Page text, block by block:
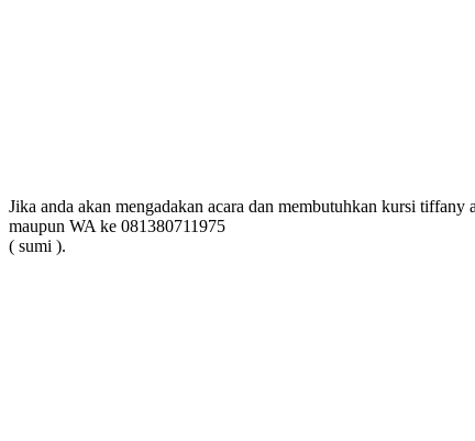
Jika anda akan mengadakan acara dan membutuhkan kursi
maupun WA ke 081380711975
( sumi ).